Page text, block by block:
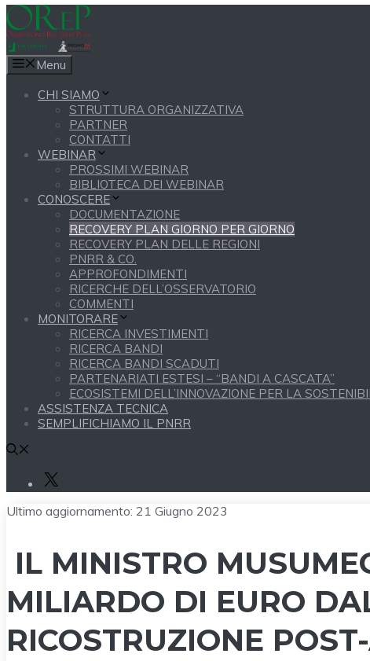
Menu
CHI SIAMO
STRUTTURA ORGANIZZATIVA
PARTNER
CONTATTI
WEBINAR
PROSSIMI WEBINAR
BIBLIOTECA DEI WEBINAR
CONOSCERE
DOCUMENTAZIONE
RECOVERY PLAN GIORNO PER GIORNO
RECOVERY PLAN DELLE REGIONI
PNRR & CO.
APPROFONDIMENTI
RICERCHE DELL’OSSERVATORIO
COMMENTI
MONITORARE
RICERCA INVESTIMENTI
RICERCA BANDI
RICERCA BANDI SCADUTI
PARTENARIATI ESTESI – “BANDI A CASCATA”
ECOSISTEMI DELL’INNOVAZIONE PER LA
ASSISTENZA TECNICA
SEMPLIFICHIAMO IL PNRR
Ultimo aggiornamento: 21 Giugno 2023
IL MINISTRO
MILIARDO DI EURO
RICOSTRUZIONE